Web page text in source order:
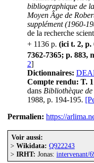
bibliographique de
Moyen Âge de
supplément (1960-
de la recherche
+ 1136 p. (ici t. 2, p.
7362-7365; p. 883, n
2]
Dictionnaires:
Compte rendu: T.
dans Bibliothèque
1988, p. 194-195.
Permalien: https://
Voir aussi:
> Wikidata: Q922243
> IRHT: Jonas: intervenant/